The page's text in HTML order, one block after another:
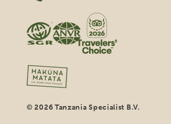
© 2026 Tanzania Specialist B.V.